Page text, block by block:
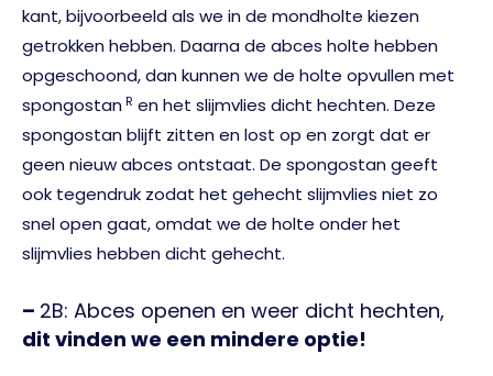
kant, bijvoorbeeld als we in de mondholte kiezen
getrokken hebben. Daarna de abces holte hebben
opgeschoond, dan kunnen we de holte opvullen met
spongostanR en het slijmvlies dicht hechten. Deze
spongostan blijft zitten en lost op en zorgt dat er
geen nieuw abces ontstaat. De spongostan geeft
ook tegendruk zodat het gehecht slijmvlies niet zo
snel open gaat, omdat we de holte onder het
slijmvlies hebben dicht gehecht.
– 2B: Abces openen en weer dicht hechten,
dit vinden we een mindere optie!